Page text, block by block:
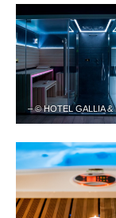
– © HOTEL GALLIA &